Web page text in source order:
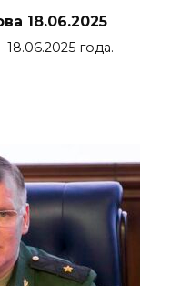
18.06.2025
года.